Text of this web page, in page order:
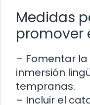
Medidas
promover
– Fomentar
inmersión
tempranas.
– Incluir el